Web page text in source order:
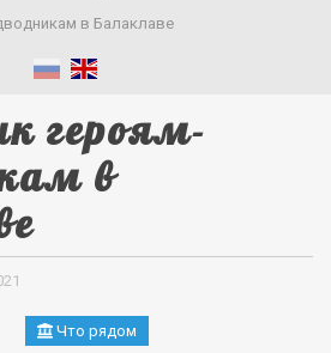
в Балаклаве
героям-
в
Что рядом